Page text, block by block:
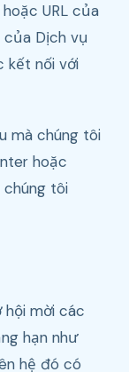
URL của
của Dịch vụ
kết nối với
mà chúng tôi
hoặc
chúng tôi
mời các
hạn như
hệ đó có